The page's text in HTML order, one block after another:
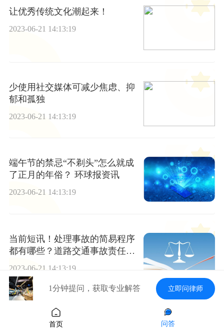
让优秀传统文化潮起来！
2023-06-21 14:13:19
少使用社交媒体可减少焦虑、抑
郁和孤独
2023-06-21 14:13:19
端午节的禁忌“不剃头”怎么就成
了正月的年俗？ 环球报资讯
2023-06-21 14:13:19
当前短讯！处理事故的简易程序
都有哪些？道路交通事故责任认
2023-06-21 14:13:19
拖欠工资怎么收集证据？拖欠工
资该找哪个部门解决？
1分钟提问，获取专业解答 立即问律师
首页 问答